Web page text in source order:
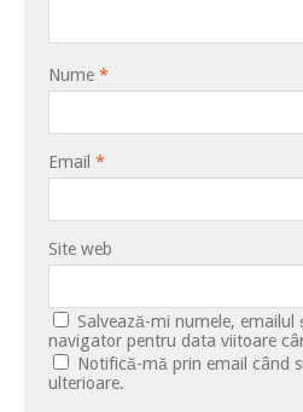
Nume *
Email *
Site web
Salvează-mi numele, emailul
navigator pentru data viitoare
Notifică-mă prin email când
ulterioare.